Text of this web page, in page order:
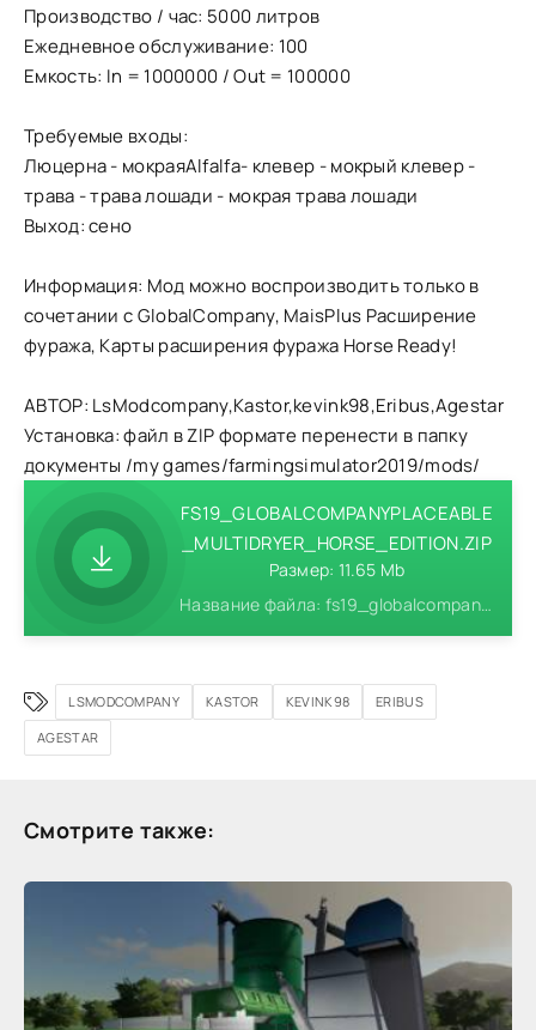
Производство / час: 5000 литров
Ежедневное обслуживание: 100
Емкость: In = 1000000 / Out = 100000
Требуемые входы:
Люцерна - мокраяAlfalfa- клевер - мокрый клевер -
трава - трава лошади - мокрая трава лошади
Выход: сено
Информация: Мод можно воспроизводить только в
сочетании с GlobalCompany, MaisPlus Расширение
фуража, Карты расширения фуража Horse Ready!
АВТОР: LsModcompany,Kastor,kevink98,Eribus,Agestar
Установка: файл в ZIP формате перенести в папку
документы /my games/farmingsimulator2019/mods/
FS19_GLOBALCOMPANYPLACEABLE
_MULTIDRYER_HORSE_EDITION.ZIP
Размер: 11.65 Mb
Название файла: fs19_globalcompanyplaceable_multidryer_horse_edition.zip
LSMODCOMPANY KASTOR KEVINK98
ERIBUS
AGESTAR
Смотрите также: